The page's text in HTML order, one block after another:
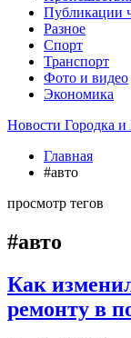
Публикации
Разное
Спорт
Транспорт
Фото и видео
Экономика
Новости Городка
Главная
#авто
просмотр тегов
#авто
Как
ремонту в